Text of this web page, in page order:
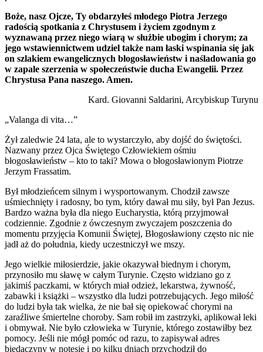
Boże, nasz Ojcze, Ty obdarzyłeś młodego Piotra Jerzego
radością spotkania z Chrystusem i życiem zgodnym z
wyznawaną przez niego wiarą w służbie ubogim i chorym; za
jego wstawiennictwem udziel także nam łaski wspinania się jak
on szlakiem ewangelicznych błogosławieństw i naśladowania go
w zapale szerzenia w społeczeństwie ducha Ewangelii. Przez
Chrystusa Pana naszego. Amen.
Kard. Giovanni Saldarini, Arcybiskup Turynu
„Valanga di vita…”
Żył zaledwie 24 lata, ale to wystarczyło, aby dojść do świętości.
Nazwany przez Ojca Świętego Człowiekiem ośmiu
błogosławieństw – kto to taki? Mowa o błogosławionym Piotrze
Jerzym Frassatim.
Był młodzieńcem silnym i wysportowanym. Chodził zawsze
uśmiechnięty i radosny, bo tym, który dawał mu siły, był Pan Jezus.
Bardzo ważna była dla niego Eucharystia, którą przyjmował
codziennie. Zgodnie z ówczesnym zwyczajem poszczenia do
momentu przyjęcia Komunii Świętej, Błogosławiony często nic nie
jadł aż do południa, kiedy uczestniczył we mszy.
Jego wielkie miłosierdzie, jakie okazywał biednym i chorym,
przynosiło mu sławę w całym Turynie. Często widziano go z
jakimiś paczkami, w których miał odzież, lekarstwa, żywność,
zabawki i książki – wszystko dla ludzi potrzebujących. Jego miłość
do ludzi była tak wielka, że nie bał się opiekować chorymi na
zaraźliwe śmiertelne choroby. Sam robił im zastrzyki, aplikował leki
i obmywał. Nie było człowieka w Turynie, którego zostawiłby bez
pomocy. Jeśli nie mógł pomóc od razu, to zapisywał adres
biedaczyny w notesie i po kilku dniach przychodził do